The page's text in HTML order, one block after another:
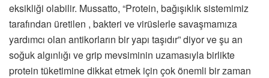
eksikliği olabilir. Mussatto, “Protein, bağışıklık sistemimiz
tarafından üretilen , bakteri ve virüslerle savaşmamıza
yardımcı olan antikorların bir yapı taşıdır” diyor ve şu an
soğuk algınlığı ve grip mevsiminin uzamasıyla birlikte
protein tüketimine dikkat etmek için çok önemli bir zaman